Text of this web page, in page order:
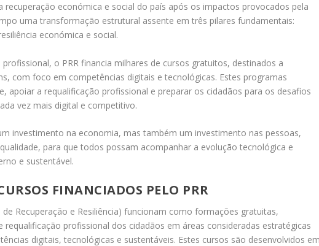
recuperação económica e social do país após os impactos provocados pela
uma transformação estrutural assente em três pilares fundamentais:
económica e social.
o PRR financia milhares de cursos gratuitos, destinados a
com foco em competências digitais e tecnológicas. Estes programas
apoiar a requalificação profissional e preparar os cidadãos para os desafios
vez mais digital e competitivo.
investimento na economia, mas também um investimento nas pessoas,
para que todos possam acompanhar a evolução tecnológica e
e sustentável.
FINANCIADOS PELO PRR
de Recuperação e Resiliência) funcionam como formações gratuitas,
profissional dos cidadãos em áreas consideradas estratégicas
digitais, tecnológicas e sustentáveis. Estes cursos são desenvolvidos